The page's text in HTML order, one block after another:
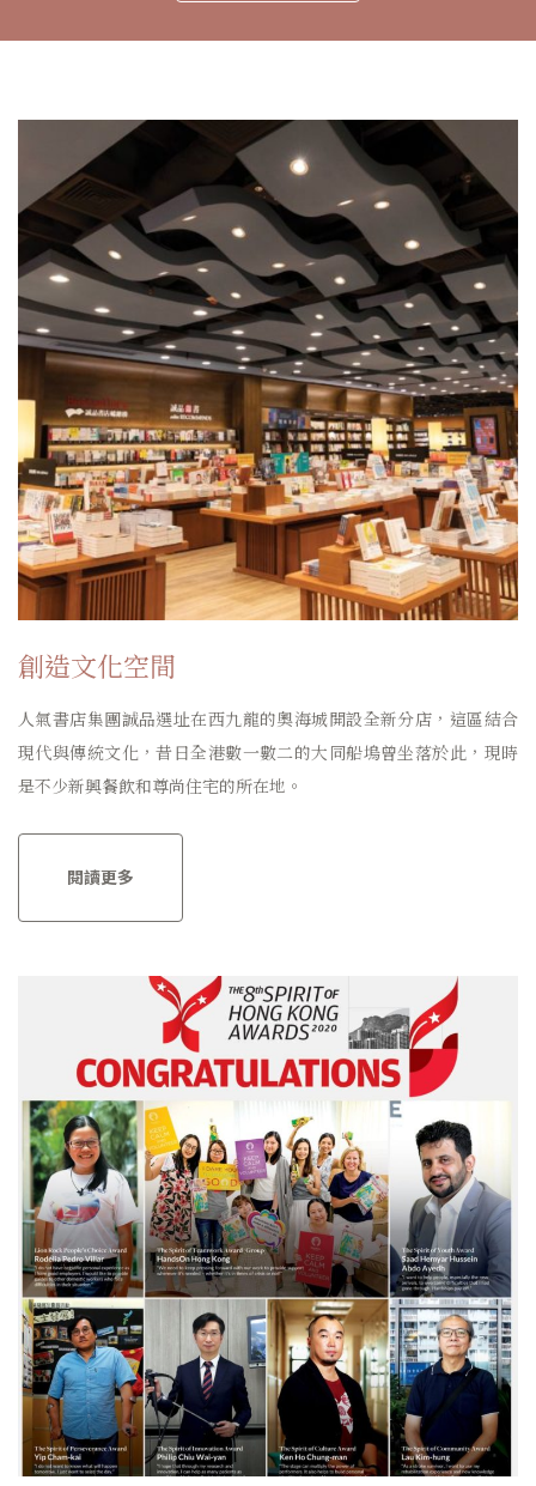
創造文化空間
人氣書店集團誠品選址在西九龍的奧海城開設全新分店，這區結合
現代與傳統文化，昔日全港數一數二的大同船塢曾坐落於此，現時
是不少新興餐飲和尊尚住宅的所在地。
閱讀更多
頁 頁
面
頁 頁 頁
面